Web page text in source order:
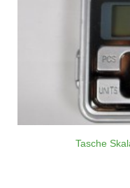
Tasche